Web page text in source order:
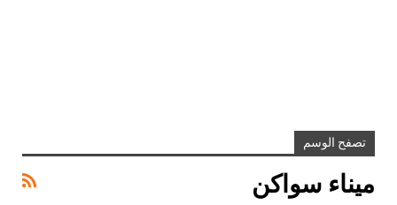
تصفح الوسم
ميناء سواكن